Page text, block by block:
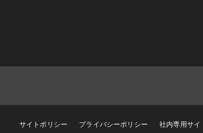
サイトポリシー プライバシーポリシー 社内専用サイ